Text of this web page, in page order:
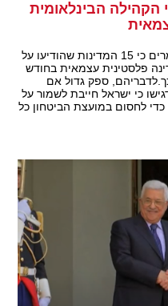
הקהילה הבינלאומית
גורמים מדיניים בכירים בירושלים אומרים כי 15 המדינות שהודיעו על
פלסטינית עצמאית בחודש
ספק גדול אם
כי ישראל חייבת לשמור על
לחסום במועצת הביטחון כל